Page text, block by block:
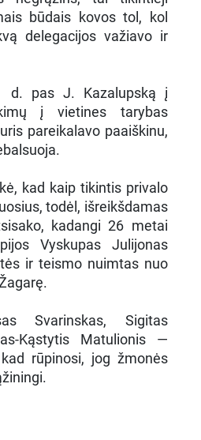
būdais kovos tol, kol
delegacijos važiavo ir
d. pas J. Kazalupską į
į vietines tarybas
pareikalavo paaiškinu,
kad kaip tikintis privalo
todėl, išreikšdamas
kadangi 26 metai
Vyskupas Julijonas
ir teismo nuimtas nuo
Svarinskas, Sigitas
Kąstytis Matulionis —
rūpinosi, jog žmonės